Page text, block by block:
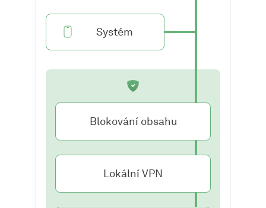
Systém
Blokování obsahu
Lokální VPN